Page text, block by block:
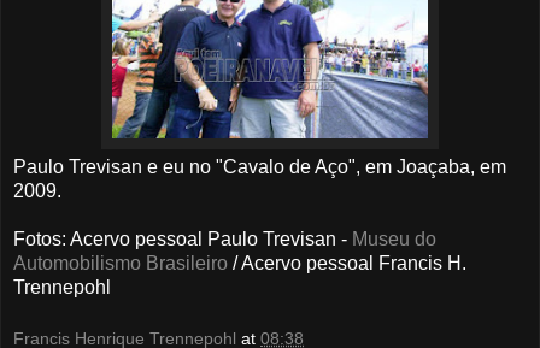
Paulo Trevisan e eu no "Cavalo de Aço", em Joaçaba, em
2009.
Fotos: Acervo pessoal Paulo Trevisan - Museu do
Automobilismo Brasileiro / Acervo pessoal Francis H.
Trennepohl
Francis Henrique Trennepohl at 08:38